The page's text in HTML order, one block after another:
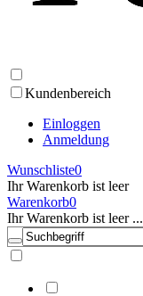
Kundenbereich
Einloggen
Anmeldung
Wunschliste0
Ihr Warenkorb ist leer
Warenkorb0
Ihr Warenkorb ist leer ...